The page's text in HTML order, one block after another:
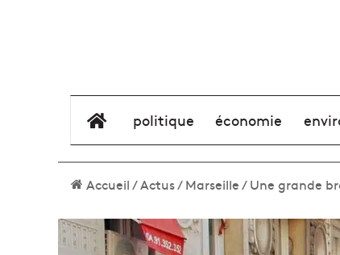
élément de menu
politique économie
Accueil/Actus/Marseille/Une grande